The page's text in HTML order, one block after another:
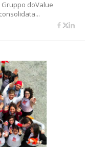
doValue